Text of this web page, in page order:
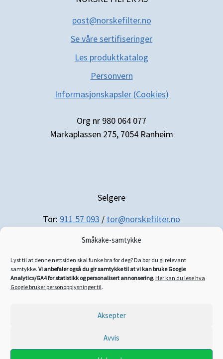
Småkake-samtykke
Lyst til at denne nettsiden skal funke bra for deg? Da bør du gi relevant
samtykke. Vi anbefaler også du gir samtykke til at vi kan bruke Google
Analytics/GA4 for statistikk og personalisert annonsering. Her kan du lese hva
Google bruker personopplysninger til.
Aksepter
Avvis
post@norskefilter.no
Se våre sertifiseringer
Les produktkatalog
Personvern
Informasjonskapsler (Cookies)
Org nr 980 064 077
Markaplassen 275, 7054 Ranheim
Selgere
Tor: 911 57 093 / tor@norskefilter.no
Regnskap/administrasjon